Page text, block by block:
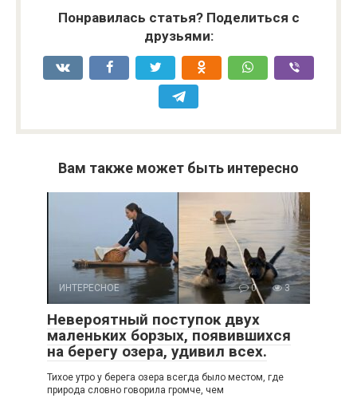
Понравилась статья? Поделиться с
друзьями:
Вам также может быть интересно
ИНТЕРЕСНОЕ 0 3
Невероятный поступок двух
маленьких борзых, появившихся
на берегу озера, удивил всех.
Тихое утро у берега озера всегда было местом, где
природа словно говорила громче, чем